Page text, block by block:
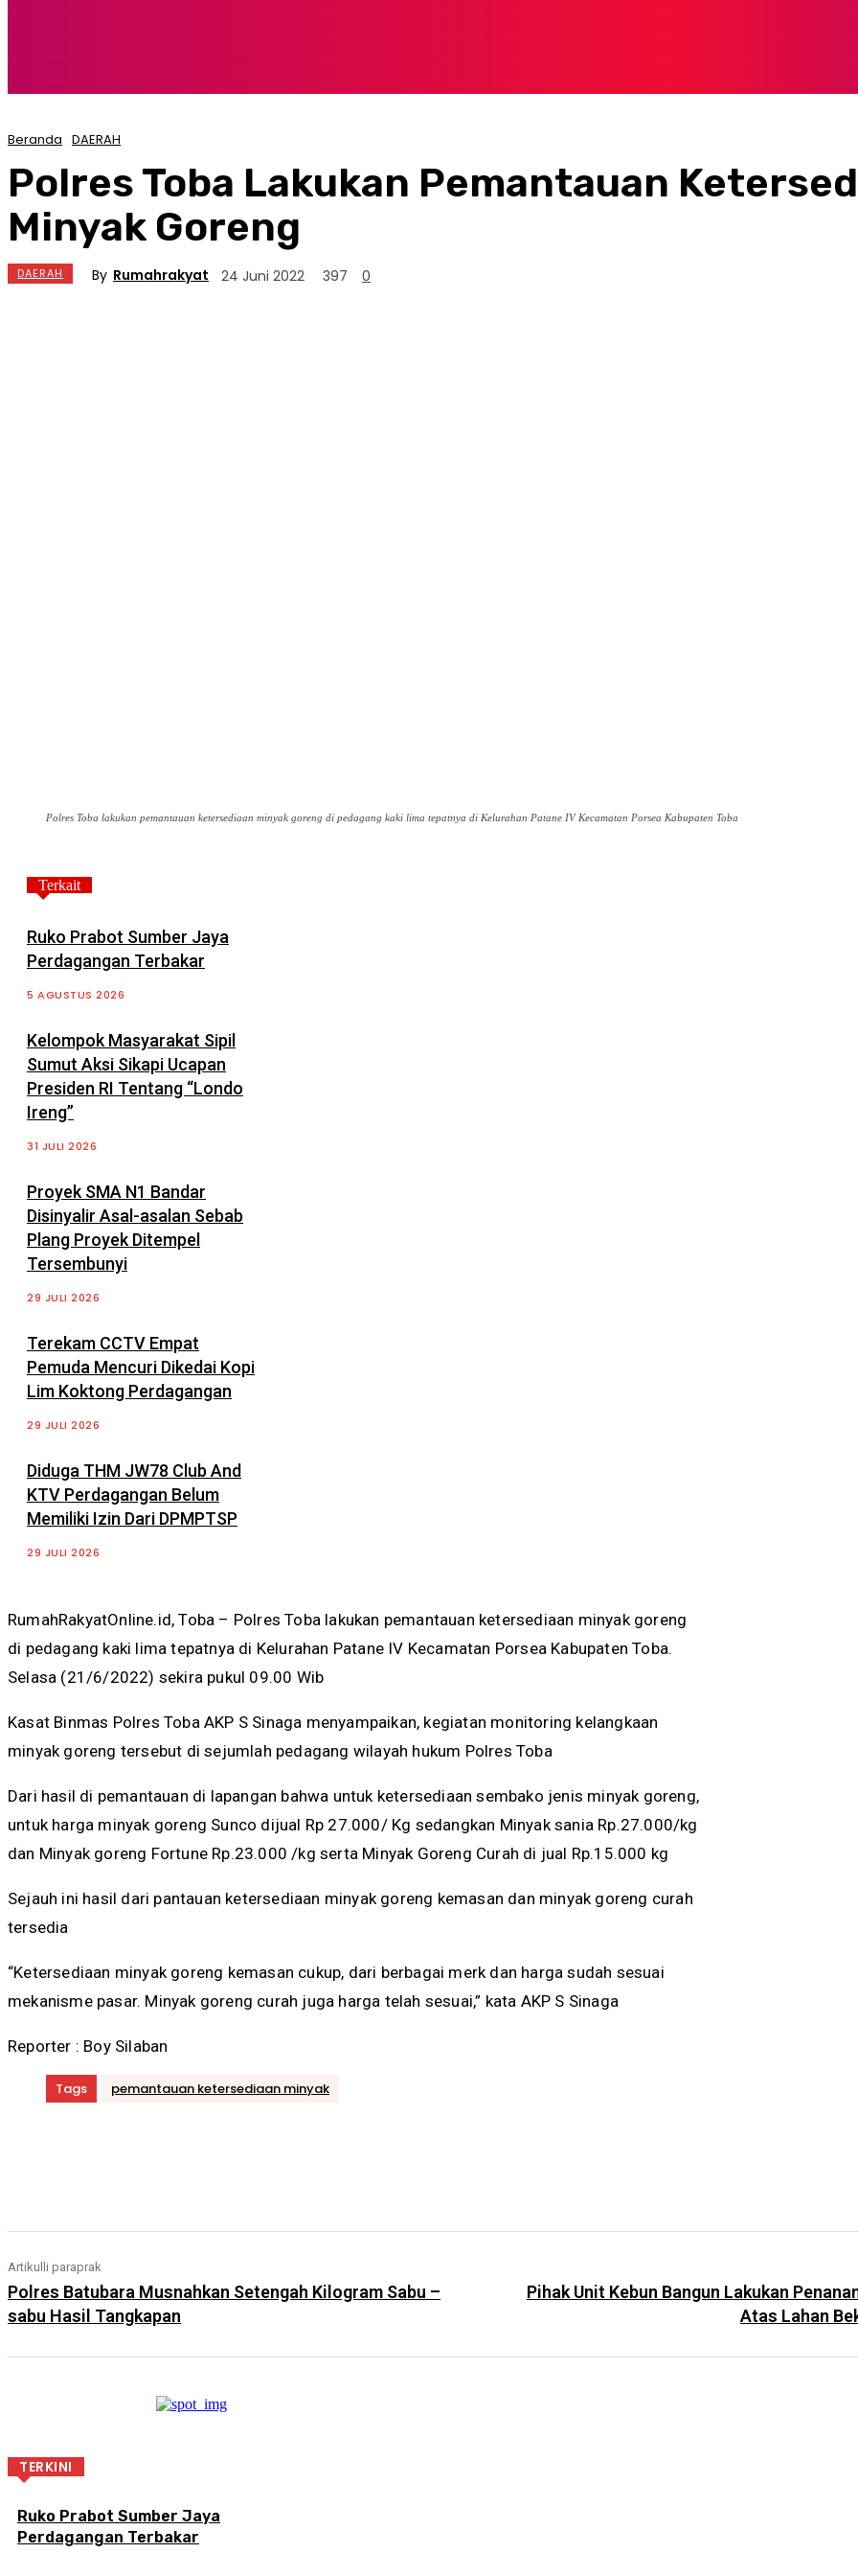
Beranda DAERAH
Polres Toba Lakukan Pemantauan
Minyak Goreng
DAERAH By Rumahrakyat 24 Juni 2022 397 0
Polres Toba lakukan pemantauan ketersediaan minyak goreng di pedagang kaki lima tepatnya di Kelurahan Patane IV Kecamatan Porsea Kabupaten Toba
Terkait
Ruko Prabot Sumber Jaya
Perdagangan Terbakar
5 AGUSTUS 2026
Kelompok Masyarakat Sipil
Sumut Aksi Sikapi Ucapan
Presiden RI Tentang “Londo
Ireng”
31 JULI 2026
Proyek SMA N1 Bandar
Disinyalir Asal-asalan Sebab
Plang Proyek Ditempel
Tersembunyi
29 JULI 2026
Terekam CCTV Empat
Pemuda Mencuri Dikedai Kopi
Lim Koktong Perdagangan
29 JULI 2026
Diduga THM JW78 Club And
KTV Perdagangan Belum
Memiliki Izin Dari DPMPTSP
29 JULI 2026
RumahRakyatOnline.id, Toba – Polres Toba lakukan pemantauan ketersediaan minyak goreng
di pedagang kaki lima tepatnya di Kelurahan Patane IV Kecamatan Porsea Kabupaten Toba.
Selasa (21/6/2022) sekira pukul 09.00 Wib
Kasat Binmas Polres Toba AKP S Sinaga menyampaikan, kegiatan monitoring kelangkaan
minyak goreng tersebut di sejumlah pedagang wilayah hukum Polres Toba
Dari hasil di pemantauan di lapangan bahwa untuk ketersediaan sembako jenis minyak goreng,
untuk harga minyak goreng Sunco dijual Rp 27.000/ Kg sedangkan Minyak sania Rp.27.000/kg
dan Minyak goreng Fortune Rp.23.000 /kg serta Minyak Goreng Curah di jual Rp.15.000 kg
Sejauh ini hasil dari pantauan ketersediaan minyak goreng kemasan dan minyak goreng curah
tersedia
“Ketersediaan minyak goreng kemasan cukup, dari berbagai merk dan harga sudah sesuai
mekanisme pasar. Minyak goreng curah juga harga telah sesuai,” kata AKP S Sinaga
Reporter : Boy Silaban
Tags pemantauan ketersediaan minyak
Artikulli paraprak
Polres Batubara Musnahkan Setengah Kilogram Sabu –
sabu Hasil Tangkapan
Pihak Unit Kebun Bangun Lakukan
Atas Lahan
TERKINI
Ruko Prabot Sumber Jaya
Perdagangan Terbakar